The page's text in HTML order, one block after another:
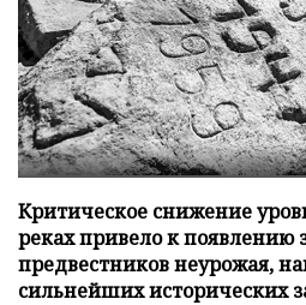
Критическое снижение
реках привело к появлению
предвестников неурожая,
сильнейших исторических